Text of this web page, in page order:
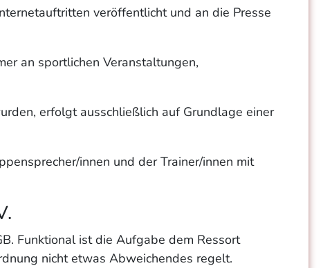
veröffentlicht und an die Presse
an sportlichen Veranstaltungen,
erfolgt ausschließlich auf Grundlage einer
innen und der Trainer/innen mit
Funktional ist die Aufgabe dem Ressort
nicht etwas Abweichendes regelt.